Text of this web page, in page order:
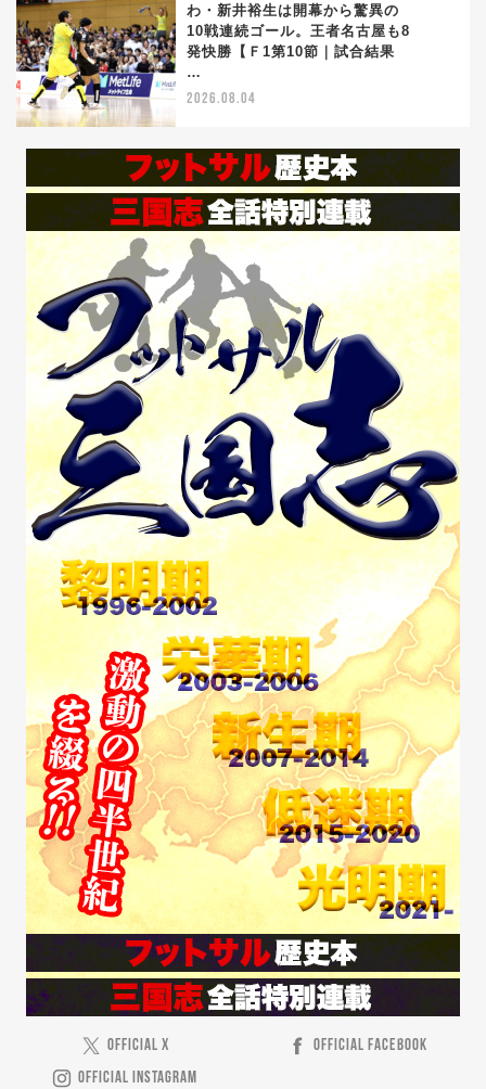
わ・新井裕生は開幕から驚異の
10戦連続ゴール。王者名古屋も8
発快勝【Ｆ1第10節｜試合結果
…
2026.08.04
OFFICIAL X
OFFICIAL FACEBOOK
OFFICIAL INSTAGRAM